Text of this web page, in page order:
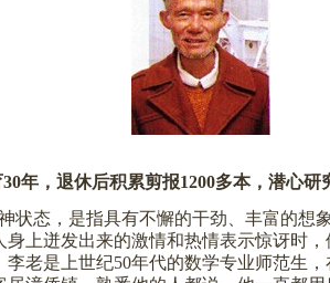
30年，退休后积累剪报1200多本，潜心研
状态，是指具有不懈的干劲、丰富的想
身上迸发出来的激情和热情表示惊讶时
李老是上世纪50年代的数学专业师范生